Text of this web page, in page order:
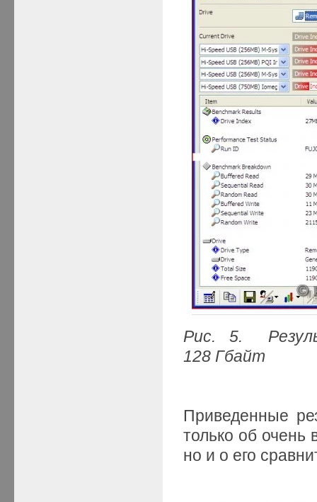
Рис. 5.
128 Гбайт
Приведенные
только об очень
но и о его